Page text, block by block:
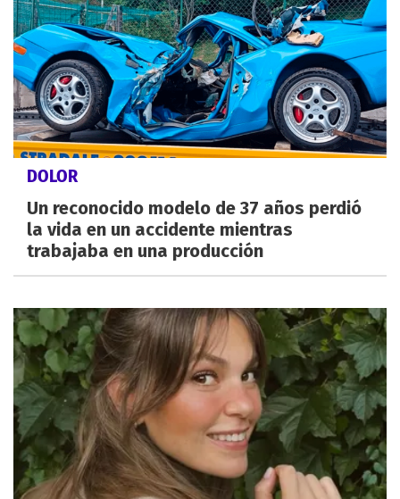
DOLOR
Un reconocido modelo de 37 años perdió
la vida en un accidente mientras
trabajaba en una producción